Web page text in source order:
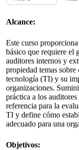
Alcance:
Este curso
básico que requiere el
auditores internos y
propiedad temas sobre
tecnología (TI) y su
organizaciones.
práctica a los
referencia para la
TI y define cómo
adecuado para una
Objetivos: